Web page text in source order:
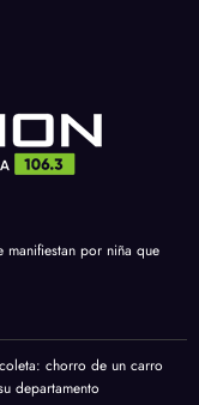
manifiestan por niña que
chorro de un carro
departamento